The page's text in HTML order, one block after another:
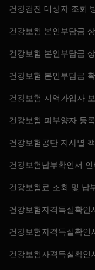
건강검진 대상자 조회
건강보험 본인부담금
건강보험 본인부담금
건강보험 본인부담금
건강보험 지역가입자
건강보험 피부양자 등
건강보험공단 지사별
건강보험납부확인서
건강보험료 조회 및 납
건강보험자격득실확인
건강보험자격득실확인
건강보험자격득실확인